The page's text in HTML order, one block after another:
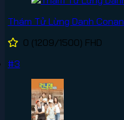
Thám Tử Lừng Danh Conan
0 (1209/1500) FHD
#3